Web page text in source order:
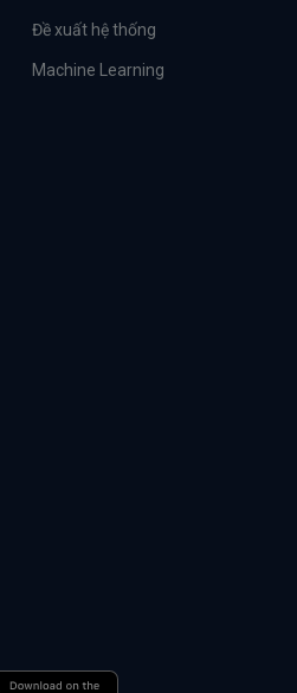
Đề xuất hệ thống
Machine Learning